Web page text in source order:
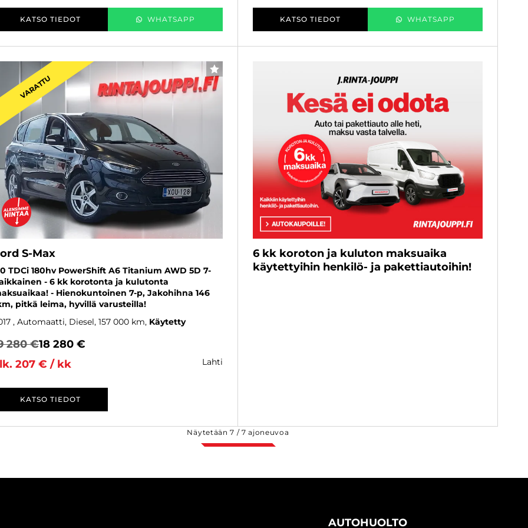
KATSO TIEDOT WHATSAPP KATSO TIEDOT WHATSAPP
VARATTU
SUOSIKKI
S-Max
TDCi 180hv PowerShift A6 Titanium AWD 5D 7-
- 6 kk korotonta ja kulutonta
- Hienokuntoinen 7-p, Jakohihna 146
pitkä leima, hyvillä varusteilla!
, Automaatti, Diesel, 157 000 km Käytetty
280 €18 280 €
207 € / kk
lahti
KATSO TIEDOT
6 kk koroton ja kuluton maksuaika
käytettyihin henkilö- ja pakettiautoihin!
Näytetään7 /7 ajoneuvoa
AUTOHUOLTO